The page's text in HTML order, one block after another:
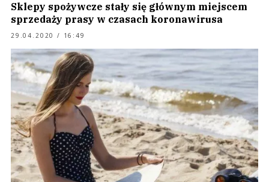
Sklepy spożywcze stały się głównym miejscem
sprzedaży prasy w czasach koronawirusa
29.04.2020 / 16:49